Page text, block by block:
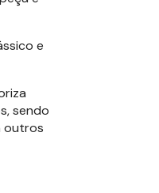
e
sendo